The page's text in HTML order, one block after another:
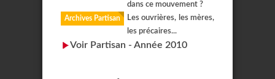
dans ce mouvement ?
Archives Partisan
Les ouvrières, les mères,
les précaires...
Voir Partisan - Année 2010